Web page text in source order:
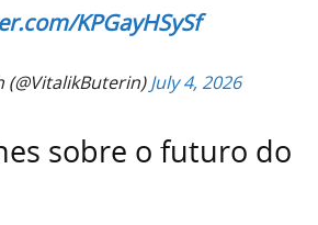
KPGayHSySf
July 4, 2026
sobre o futuro do